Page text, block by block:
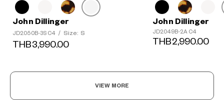
John Dillinger
JD2050B-3S C4 / Size: S
THB3,990.00
John Dillinger
JD2049B-2A C4
THB2,990.00
VIEW MORE